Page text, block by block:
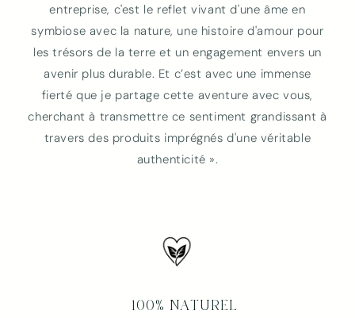
entreprise, c'est le reflet vivant d'une âme en
symbiose avec la nature, une histoire d'amour pour
les trésors de la terre et un engagement envers un
avenir plus durable. Et c’est avec une immense
fierté que je partage cette aventure avec vous,
cherchant à transmettre ce sentiment grandissant à
travers des produits imprégnés d'une véritable
authenticité ».
100% NATUREL